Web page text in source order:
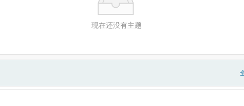
现在还没有主题